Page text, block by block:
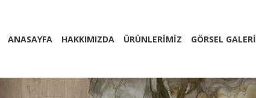
ANASAYFA HAKKIMIZDA ÜRÜNLERİMİZ GÖRSEL GALERİ